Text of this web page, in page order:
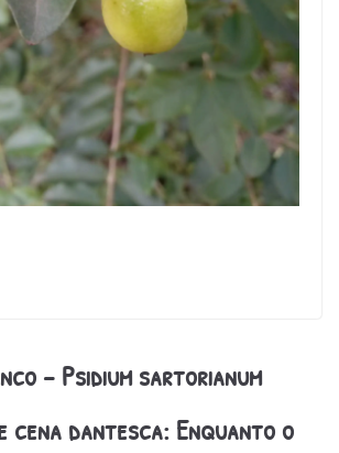
– Psidium sartorianum
cena dantesca: Enquanto o